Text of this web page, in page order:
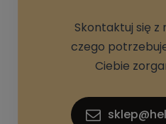
Skontaktuj się z
czego
Ciebie